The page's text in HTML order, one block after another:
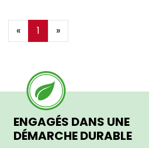
« 1 »
ENGAGÉS DANS UNE
DÉMARCHE DURABLE